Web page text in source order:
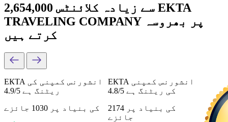
2,654,000 سے زیادہ کلائنٹس EKTA
TRAVELING COMPANY پر بھروسہ
کرتے ہیں
ЕКТА انشورنس کمپنی کی
ریٹنگ ہے 4.9/5
کی بنیاد پر 1030 جائزے
ЕКТА انشورنس کمپنی
کی ریٹنگ ہے 4.8/5
کی بنیاد پر 2174
جائزے